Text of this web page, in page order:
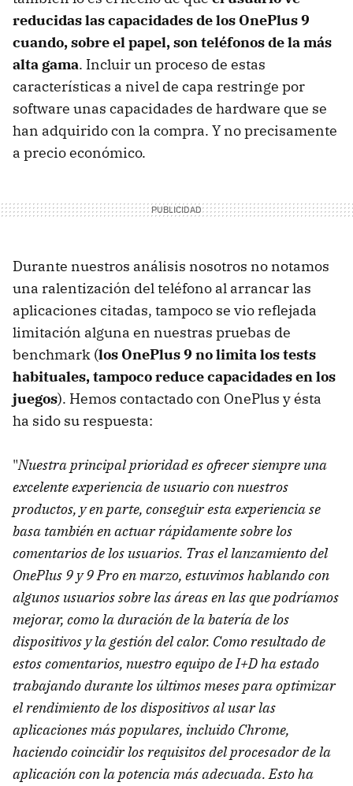
reducidas las capacidades de los OnePlus 9
cuando, sobre el papel, son teléfonos de la más
alta gama. Incluir un proceso de estas
características a nivel de capa restringe por
software unas capacidades de hardware que se
han adquirido con la compra. Y no precisamente
a precio económico.
Durante nuestros análisis nosotros no notamos
una ralentización del teléfono al arrancar las
aplicaciones citadas, tampoco se vio reflejada
limitación alguna en nuestras pruebas de
benchmark (los OnePlus 9 no limita los tests
habituales, tampoco reduce capacidades en los
juegos). Hemos contactado con OnePlus y ésta
ha sido su respuesta:
"Nuestra principal prioridad es ofrecer siempre una
excelente experiencia de usuario con nuestros
productos, y en parte, conseguir esta experiencia se
basa también en actuar rápidamente sobre los
comentarios de los usuarios. Tras el lanzamiento del
OnePlus 9 y 9 Pro en marzo, estuvimos hablando con
algunos usuarios sobre las áreas en las que podríamos
mejorar, como la duración de la batería de los
dispositivos y la gestión del calor. Como resultado de
estos comentarios, nuestro equipo de I+D ha estado
trabajando durante los últimos meses para optimizar
el rendimiento de los dispositivos al usar las
aplicaciones más populares, incluido Chrome,
haciendo coincidir los requisitos del procesador de la
aplicación con la potencia más adecuada. Esto ha